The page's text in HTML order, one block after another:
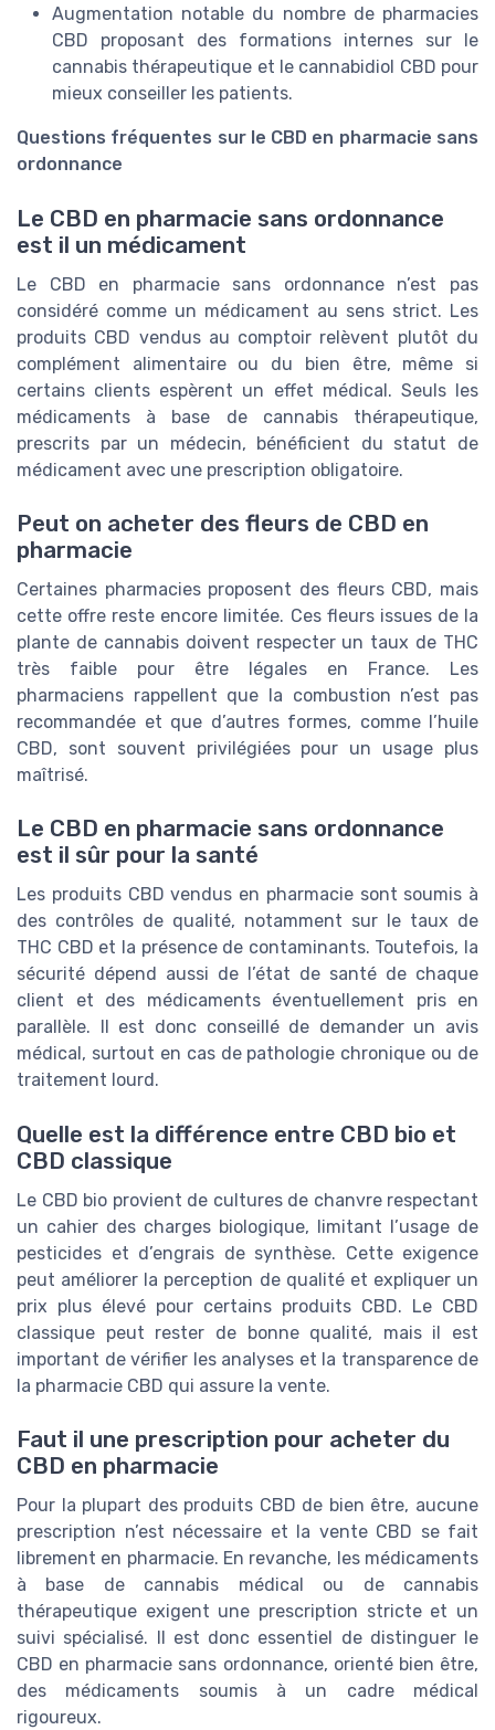
Augmentation notable du nombre de pharmacies
CBD proposant des formations internes sur le
cannabis thérapeutique et le cannabidiol CBD pour
mieux conseiller les patients.
Questions fréquentes sur le CBD en pharmacie sans
ordonnance
Le CBD en pharmacie sans ordonnance
est il un médicament
Le CBD en pharmacie sans ordonnance n’est pas
considéré comme un médicament au sens strict. Les
produits CBD vendus au comptoir relèvent plutôt du
complément alimentaire ou du bien être, même si
certains clients espèrent un effet médical. Seuls les
médicaments à base de cannabis thérapeutique,
prescrits par un médecin, bénéficient du statut de
médicament avec une prescription obligatoire.
Peut on acheter des fleurs de CBD en
pharmacie
Certaines pharmacies proposent des fleurs CBD, mais
cette offre reste encore limitée. Ces fleurs issues de la
plante de cannabis doivent respecter un taux de THC
très faible pour être légales en France. Les
pharmaciens rappellent que la combustion n’est pas
recommandée et que d’autres formes, comme l’huile
CBD, sont souvent privilégiées pour un usage plus
maîtrisé.
Le CBD en pharmacie sans ordonnance
est il sûr pour la santé
Les produits CBD vendus en pharmacie sont soumis à
des contrôles de qualité, notamment sur le taux de
THC CBD et la présence de contaminants. Toutefois, la
sécurité dépend aussi de l’état de santé de chaque
client et des médicaments éventuellement pris en
parallèle. Il est donc conseillé de demander un avis
médical, surtout en cas de pathologie chronique ou de
traitement lourd.
Quelle est la différence entre CBD bio et
CBD classique
Le CBD bio provient de cultures de chanvre respectant
un cahier des charges biologique, limitant l’usage de
pesticides et d’engrais de synthèse. Cette exigence
peut améliorer la perception de qualité et expliquer un
prix plus élevé pour certains produits CBD. Le CBD
classique peut rester de bonne qualité, mais il est
important de vérifier les analyses et la transparence de
la pharmacie CBD qui assure la vente.
Faut il une prescription pour acheter du
CBD en pharmacie
Pour la plupart des produits CBD de bien être, aucune
prescription n’est nécessaire et la vente CBD se fait
librement en pharmacie. En revanche, les médicaments
à base de cannabis médical ou de cannabis
thérapeutique exigent une prescription stricte et un
suivi spécialisé. Il est donc essentiel de distinguer le
CBD en pharmacie sans ordonnance, orienté bien être,
des médicaments soumis à un cadre médical
rigoureux.